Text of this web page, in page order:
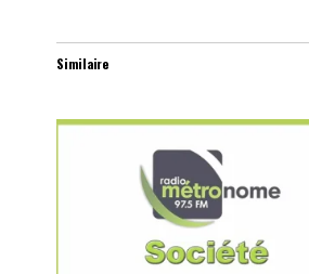
Similaire